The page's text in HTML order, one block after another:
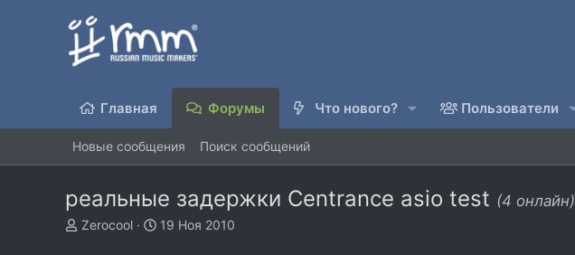
Главная Форумы Что нового? Пользователи
Новые сообщения Поиск сообщений
реальные задержки Centrance asio test (4 онлайн)
А
Zerocool
Д
19 Ноя 2010